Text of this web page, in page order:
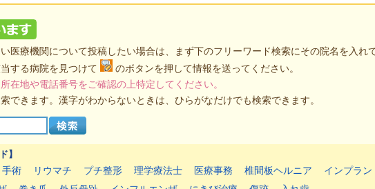
医療機関について投稿したい場合は、まず下のフリーワード検索にその院名を入れ
する病院を見つけて
のボタンを押して情報を送ってください。
在地や電話番号をご確認の上特定してください。
できます。漢字がわからないときは、ひらがなだけでも検索できます。
】
手術 リウマチ プチ整形 理学療法士 医療事務 椎間板ヘルニア
インプラン